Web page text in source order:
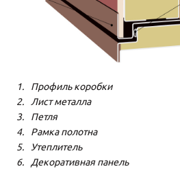
Профиль коробки
Лист металла
Петля
Рамка полотна
Утеплитель
Декоративная панель